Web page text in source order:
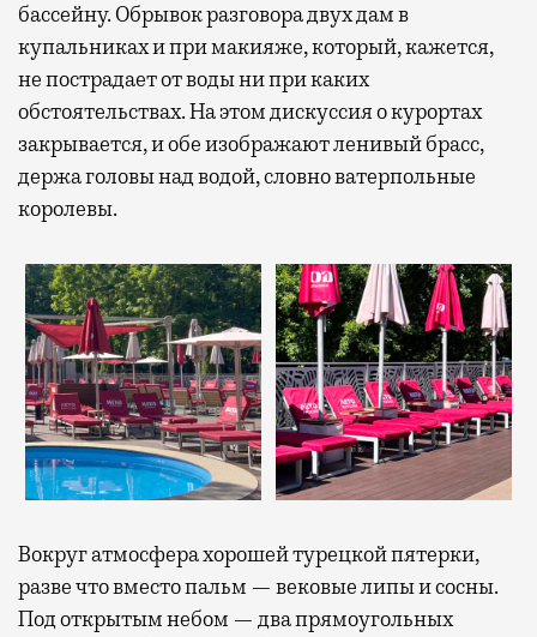
бассейну. Обрывок разговора двух дам в
купальниках и при макияже, который, кажется,
не пострадает от воды ни при каких
обстоятельствах. На этом дискуссия о курортах
закрывается, и обе изображают ленивый брасс,
держа головы над водой, словно ватерпольные
королевы.
Вокруг атмосфера хорошей турецкой пятерки,
разве что вместо пальм — вековые липы и сосны.
Под открытым небом — два прямоугольных